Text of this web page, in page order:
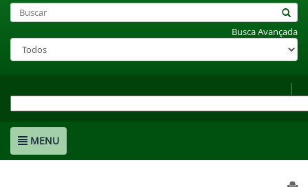
Busca Avançada
MENU